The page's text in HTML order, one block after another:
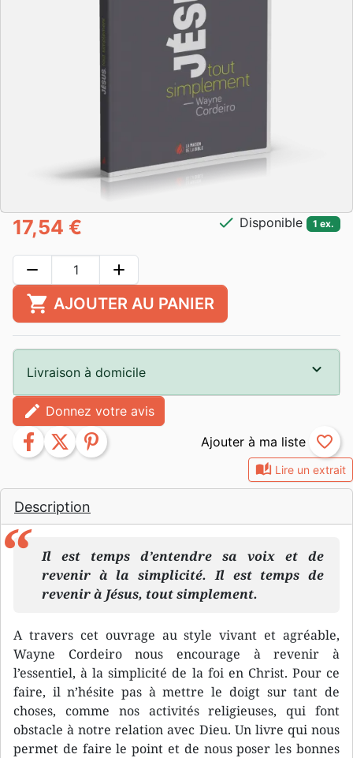
auto_stories Lire un extrait
Description
Il est temps d’entendre sa voix et de
revenir à la simplicité. Il est temps de
revenir à Jésus, tout simplement.
A travers cet ouvrage au style vivant et agréable,
Wayne Cordeiro nous encourage à revenir à
l’essentiel, à la simplicité de la foi en Christ. Pour ce
faire, il n’hésite pas à mettre le doigt sur tant de
choses, comme nos activités religieuses, qui font
obstacle à notre relation avec Dieu. Un livre qui nous
permet de faire le point et de nous poser les bonnes
17,54 € check Disponible 1 ex.
remove add
shopping_cart AJOUTER AU PANIER
Livraison à domicile
edit Donnez votre avis
facebook twitter pinterest favorite_border